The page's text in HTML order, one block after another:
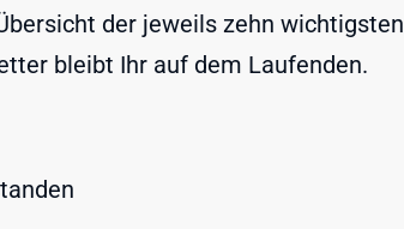
der jeweils zehn wichtigsten
bleibt Ihr auf dem Laufenden.